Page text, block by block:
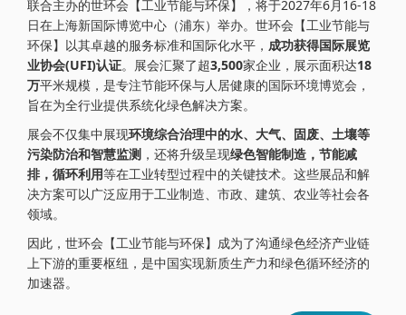
联合主办的世环会【工业节能与环保】，将于2027年6月16-18
日在上海新国际博览中心（浦东）举办。世环会【工业节能与
环保】以其卓越的服务标准和国际化水平， 成功获得国际展览
业协会(UFI)认证。展会汇聚了超3,500家企业，展示面积达18
万平米规模，是专注节能环保与人居健康的国际环境博览会，
旨在为全行业提供系统化绿色解决方案。
展会不仅集中展现环境综合治理中的水、大气、固废、土壤等
污染防治和智慧监测 ，还将升级呈现绿色智能制造，节能减
排，循环利用等在工业转型过程中的关键技术。这些展品和解
决方案可以广泛应用于工业制造、市政、建筑、农业等社会各
领域。
因此，世环会【工业节能与环保】成为了沟通绿色经济产业链
上下游的重要枢纽，是中国实现新质生产力和绿色循环经济的
加速器。